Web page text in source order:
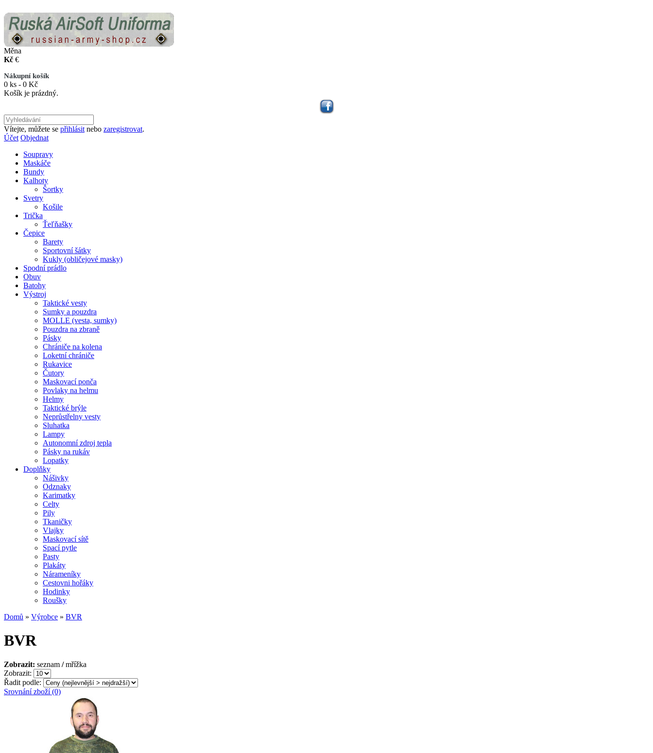
Měna
Kč €
Nákupní košík
0 ks - 0 Kč
Košík je prázdný.
Vítejte, můžete se přihlásit nebo zaregistrovat.
Účet Objednat
Soupravy
Maskáče
Bundy
Kalhoty
Šortky
Svetry
Košile
Trička
Ťeľňašky
Čepice
Barety
Sportovní šátky
Kukly (obličejové masky)
Spodní prádlo
Obuv
Batohy
Výstroj
Taktické vesty
Sumky a pouzdra
MOLLE (vesta, sumky)
Pouzdra na zbraně
Pásky
Chrániče na kolena
Loketní chrániče
Rukavice
Čutory
Maskovací ponča
Povlaky na helmu
Helmy
Taktické brýle
Neprůstřelny vesty
Sluhatka
Lampy
Autonomní zdroj tepla
Pásky na rukáv
Lopatky
Doplňky
Nášivky
Odznaky
Karimatky
Celty
Pily
Tkaničky
Vlajky
Maskovací sítě
Spací pytle
Pasty
Plakáty
Nárameníky
Cestovni hořáky
Hodinky
Roušky
Domů » Výrobce » BVR
BVR
Zobrazit: seznam / mřížka
Zobrazit:
Řadit podle:
Srovnání zboží (0)